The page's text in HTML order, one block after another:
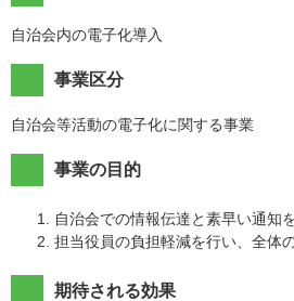
自治会内の電子化導入
事業区分
自治会等活動の電子化に関する事業
事業の目的
自治会での情報伝達と素早い通知
担当役員の負担軽減を行い、全体
期待される効果